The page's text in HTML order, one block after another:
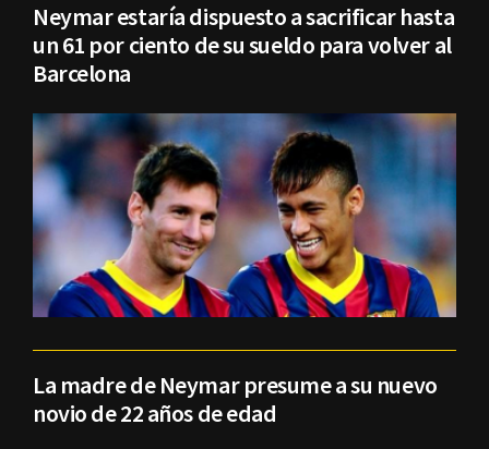
Neymar estaría dispuesto a sacrificar hasta
un 61 por ciento de su sueldo para volver al
Barcelona
La madre de Neymar presume a su nuevo
novio de 22 años de edad